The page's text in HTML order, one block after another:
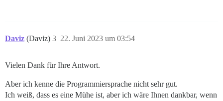
Daviz (Daviz) 22. Juni 2023 um 03:54
3
Vielen Dank für Ihre Antwort.
Aber ich kenne die Programmiersprache nicht sehr gut.
Ich weiß, dass es eine Mühe ist, aber ich wäre Ihnen dankbar, wenn